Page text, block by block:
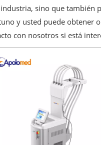
sino que también
y usted puede obtener
con nosotros si está